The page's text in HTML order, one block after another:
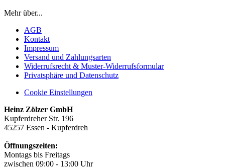
Mehr über...
AGB
Kontakt
Impressum
Versand und Zahlungsarten
Widerrufsrecht & Muster-Widerrufsformular
Privatsphäre und Datenschutz
Cookie Einstellungen
Heinz Zölzer GmbH
Kupferdreher Str. 196
45257 Essen - Kupferdreh
Öffnungszeiten:
Montags bis Freitags
zwischen 09:00 - 13:00 Uhr